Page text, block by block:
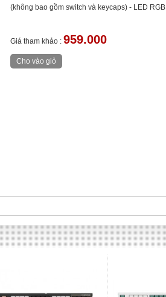
(không bao gồm switch và keycaps) - LED RGB
Giá tham khảo : 959.000